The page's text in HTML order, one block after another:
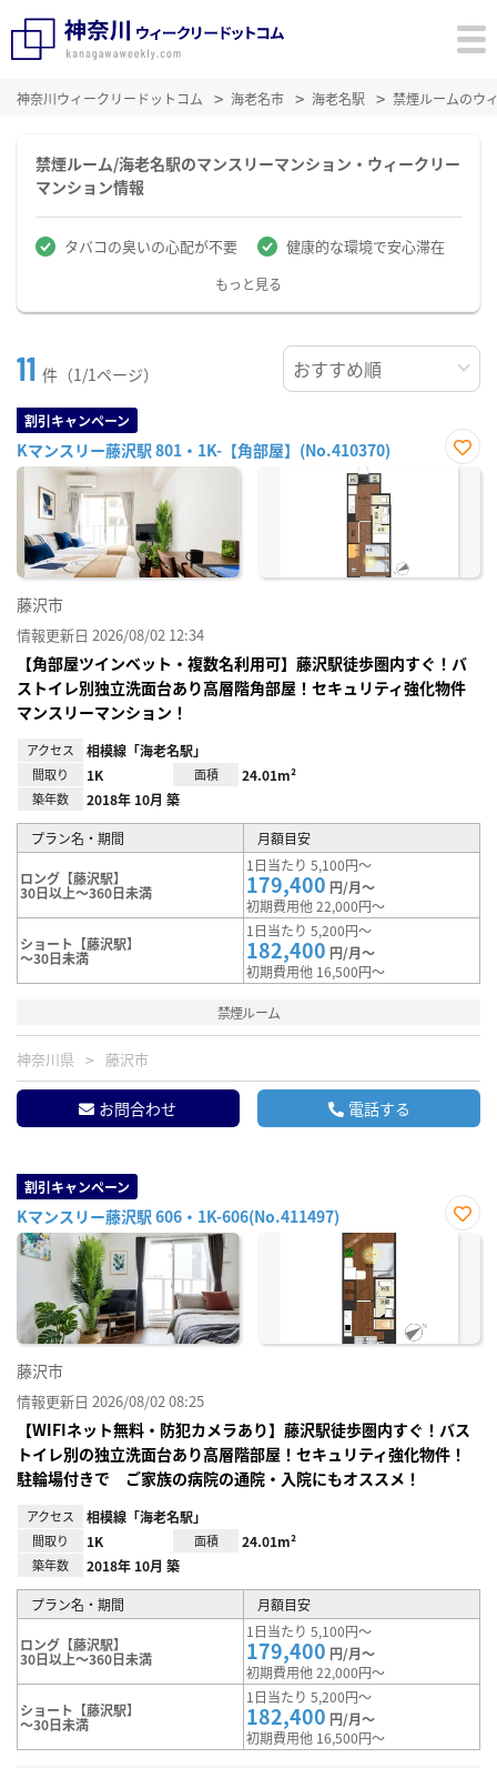
神奈川ウィークリードットコム 海老名市 海老名駅 禁煙ルームのウ
禁煙ルーム/海老名駅のマンスリーマンション・ウィークリー
マンション情報
タバコの臭いの心配が不要 健康的な環境で安心滞在
もっと見る
11 件（1/1ページ）
割引キャンペーン
Kマンスリー藤沢駅 801・1K-【角部屋】(No.410370)
お気
藤沢市
情報更新日 2026/08/02 12:34
【角部屋ツインベット・複数名利用可】藤沢駅徒歩圏内すぐ！バ
ストイレ別独立洗面台あり高層階角部屋！セキュリティ強化物件
マンスリーマンション！
アクセス 相模線「海老名駅」
間取り 1K 面積 24.01m²
築年数 2018年 10月 築
プラン名・期間 月額目安
ロング【藤沢駅】
30日以上～360日未満
1日当たり 5,100円～
179,400 円/月～
初期費用他 22,000円～
ショート【藤沢駅】
～30日未満
1日当たり 5,200円～
182,400 円/月～
初期費用他 16,500円～
禁煙ルーム
神奈川県 藤沢市
お問合わせ 電話する
割引キャンペーン
Kマンスリー藤沢駅 606・1K-606(No.411497)
お気
藤沢市
情報更新日 2026/08/02 08:25
【WIFIネット無料・防犯カメラあり】藤沢駅徒歩圏内すぐ！バス
トイレ別の独立洗面台あり高層階部屋！セキュリティ強化物件！
駐輪場付きで ご家族の病院の通院・入院にもオススメ！
アクセス 相模線「海老名駅」
間取り 1K 面積 24.01m²
築年数 2018年 10月 築
プラン名・期間 月額目安
ロング【藤沢駅】
30日以上～360日未満
1日当たり 5,100円～
179,400 円/月～
初期費用他 22,000円～
ショート【藤沢駅】
～30日未満
1日当たり 5,200円～
182,400 円/月～
初期費用他 16,500円～